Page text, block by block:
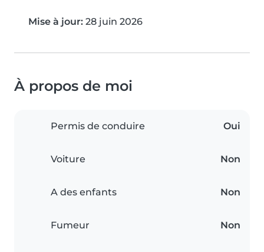
Mise à jour: 28 juin 2026
À propos de moi
Permis de conduire Oui
Voiture Non
A des enfants Non
Fumeur Non